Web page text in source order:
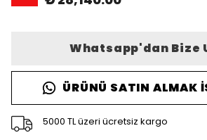
Whatsapp'dan Bize
ÜRÜNÜ SATIN ALMAK
5000 TL üzeri ücretsiz kargo